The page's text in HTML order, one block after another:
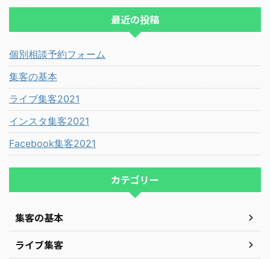
最近の投稿
個別相談予約フォーム
集客の基本
ライブ集客2021
インスタ集客2021
Facebook集客2021
カテゴリー
集客の基本
ライブ集客